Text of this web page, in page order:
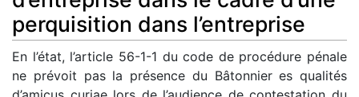
perquisition dans l’entreprise
En l’état, l’article 56-1-1 du code de procédure pénale
ne prévoit pas la présence du Bâtonnier es qualités